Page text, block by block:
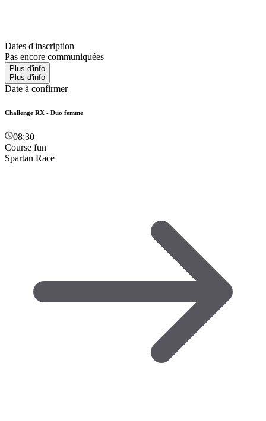
Dates d'inscription
Pas encore communiquées
Plus d'info
Plus d'info
Date à confirmer
Challenge RX - Duo femme
08:30
Course fun
Spartan Race